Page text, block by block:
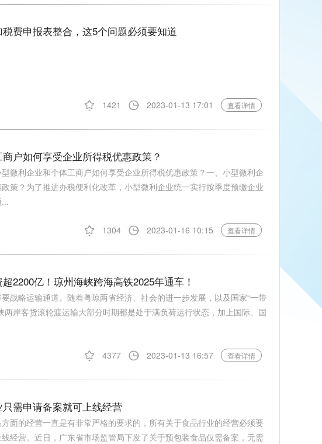
费申报表整合，这5个问题必须要知道
1421 2023-01-13 17:01 查看详情
户如何享受企业所得税优惠政策？
微利企业和个体工商户如何享受企业所得税优惠政策？一、小型微利企
策？为了推进办税便利化改革，小型微利企业统一实行按季度预缴企业
1304 2023-01-16 10:15 查看详情
2200亿！琼州海峡跨海高铁2025年通车！
战略运输通道。随着粤琼两省经济、社会的进一步发展，以及国家“一带
两岸客货滚轮渡运输大部分时期都是处于满负荷运行状态，加上国际、国
4377 2023-01-13 16:57 查看详情
需申请备案就可上线经营
面的经营一直是有非常严格的要求的，所有关于食品行业的经营必须要
经营。近日，广东省市场监管局下发了关于预包装食品仅需备案，无需